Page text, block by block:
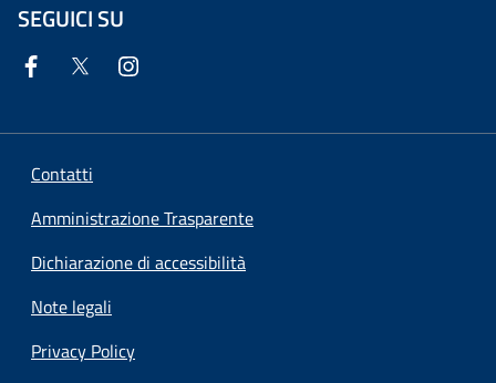
SEGUICI SU
Contatti
Amministrazione Trasparente
Dichiarazione di accessibilità
Note legali
Privacy Policy